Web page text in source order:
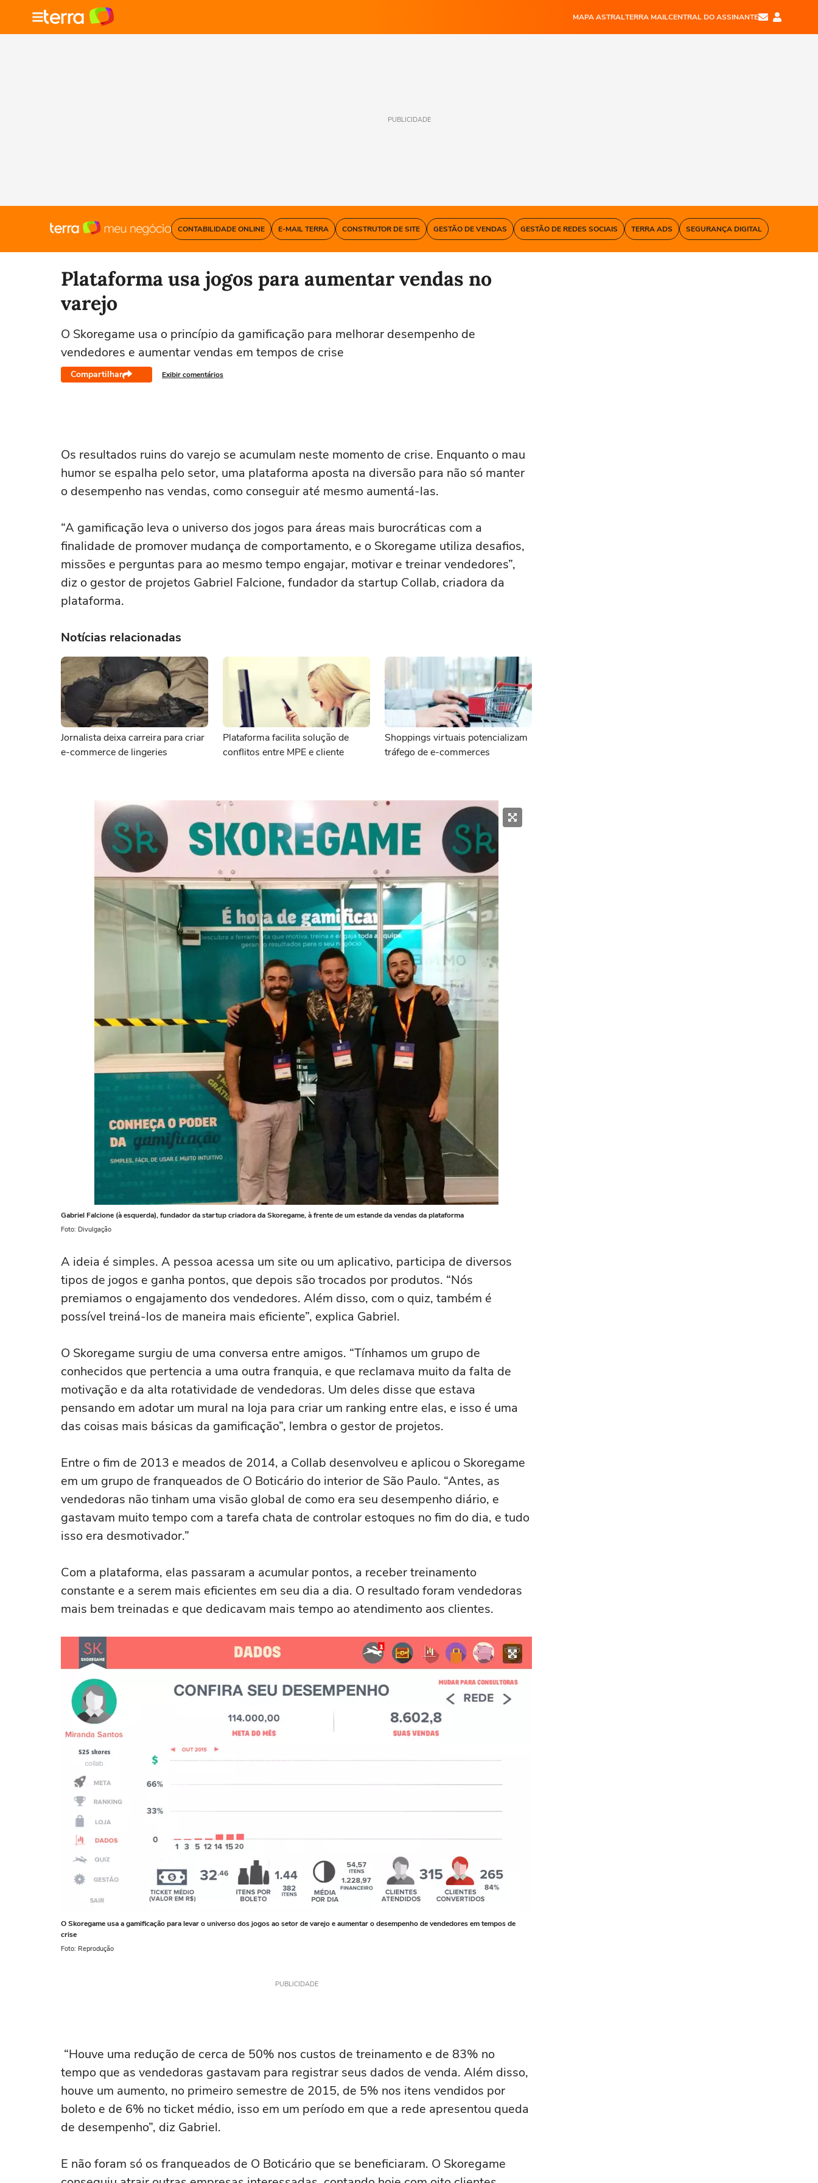
MAPA ASTRALTERRA MAILCENTRAL DO ASSINANTE
PUBLICIDADE
CONTABILIDADE ONLINE E-MAIL TERRA CONSTRUTOR DE SITE GESTÃO DE VENDAS GESTÃO DE REDES SOCIAIS TERRA ADS SEGURANÇA DIGITAL
Plataforma usa jogos para aumentar vendas no
varejo
O Skoregame usa o princípio da gamificação para melhorar desempenho de
vendedores e aumentar vendas em tempos de crise
Compartilhar Exibir comentários
Os resultados ruins do varejo se acumulam neste momento de crise. Enquanto o mau
humor se espalha pelo setor, uma plataforma aposta na diversão para não só manter
o desempenho nas vendas, como conseguir até mesmo aumentá-las.
“A gamificação leva o universo dos jogos para áreas mais burocráticas com a
finalidade de promover mudança de comportamento, e o Skoregame utiliza desafios,
missões e perguntas para ao mesmo tempo engajar, motivar e treinar vendedores”,
diz o gestor de projetos Gabriel Falcione, fundador da startup Collab, criadora da
plataforma.
Notícias relacionadas
Jornalista deixa carreira para criar
e-commerce de lingeries
Plataforma facilita solução de
conflitos entre MPE e cliente
Shoppings virtuais potencializam
tráfego de e-commerces
Gabriel Falcione (à esquerda), fundador da startup criadora da Skoregame, à frente de um estande da vendas da plataforma
Foto: Divulgação
A ideia é simples. A pessoa acessa um site ou um aplicativo, participa de diversos
tipos de jogos e ganha pontos, que depois são trocados por produtos. “Nós
premiamos o engajamento dos vendedores. Além disso, com o quiz, também é
possível treiná-los de maneira mais eficiente”, explica Gabriel.
O Skoregame surgiu de uma conversa entre amigos. “Tínhamos um grupo de
conhecidos que pertencia a uma outra franquia, e que reclamava muito da falta de
motivação e da alta rotatividade de vendedoras. Um deles disse que estava
pensando em adotar um mural na loja para criar um ranking entre elas, e isso é uma
das coisas mais básicas da gamificação”, lembra o gestor de projetos.
Entre o fim de 2013 e meados de 2014, a Collab desenvolveu e aplicou o Skoregame
em um grupo de franqueados de O Boticário do interior de São Paulo. “Antes, as
vendedoras não tinham uma visão global de como era seu desempenho diário, e
gastavam muito tempo com a tarefa chata de controlar estoques no fim do dia, e tudo
isso era desmotivador.”
Com a plataforma, elas passaram a acumular pontos, a receber treinamento
constante e a serem mais eficientes em seu dia a dia. O resultado foram vendedoras
mais bem treinadas e que dedicavam mais tempo ao atendimento aos clientes.
O Skoregame usa a gamificação para levar o universo dos jogos ao setor de varejo e aumentar o desempenho de vendedores em tempos de
crise
Foto: Reprodução
PUBLICIDADE
“Houve uma redução de cerca de 50% nos custos de treinamento e de 83% no
tempo que as vendedoras gastavam para registrar seus dados de venda. Além disso,
houve um aumento, no primeiro semestre de 2015, de 5% nos itens vendidos por
boleto e de 6% no ticket médio, isso em um período em que a rede apresentou queda
de desempenho”, diz Gabriel.
E não foram só os franqueados de O Boticário que se beneficiaram. O Skoregame